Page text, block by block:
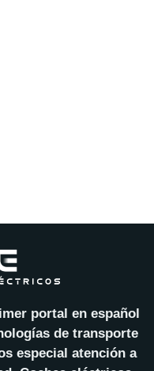
portal en español
de transporte
especial atención a